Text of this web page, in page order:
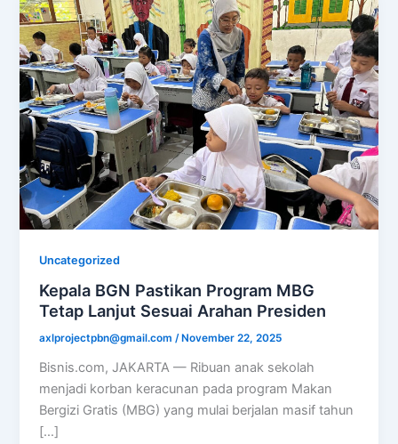
Uncategorized
Kepala BGN Pastikan Program MBG
Tetap Lanjut Sesuai Arahan Presiden
axlprojectpbn@gmail.com/ November 22, 2025
Bisnis.com, JAKARTA — Ribuan anak sekolah
menjadi korban keracunan pada program Makan
Bergizi Gratis (MBG) yang mulai berjalan masif tahun
[…]